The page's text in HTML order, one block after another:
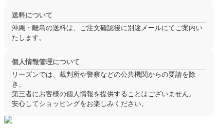
送料について
沖縄・離島の送料は、ご注文確認後に別途メールにてご案内い
たします。
個人情報管理について
リーズンでは、裁判所や警察などの公共機関からの要請を除
き、
第三者にお客様の個人情報を提供することはございません。
安心してショッピングをお楽しみください。